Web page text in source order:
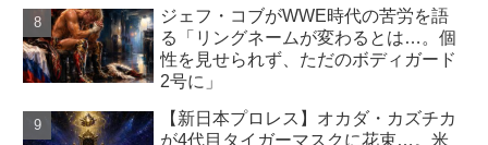
ジェフ・コブがWWE時代の苦労を語
る「リングネームが変わるとは…。個
性を見せられず、ただのボディガード
2号に」
【新日本プロレス】オカダ・カズチカ
が4代目タイガーマスクに花束…。米